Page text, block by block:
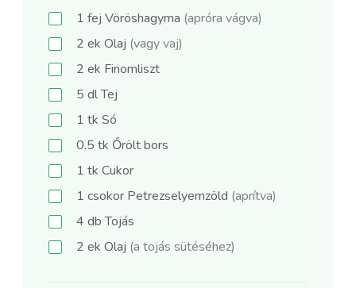
1 fej Vöröshagyma (apróra vágva)
2 ek Olaj (vagy vaj)
2 ek Finomliszt
5 dlTej
1 tk Só
0.5 tk Őrölt bors
1 tk Cukor
1 csokor Petrezselyemzöld (aprítva)
4 dbTojás
2 ek Olaj (a tojás sütéséhez)